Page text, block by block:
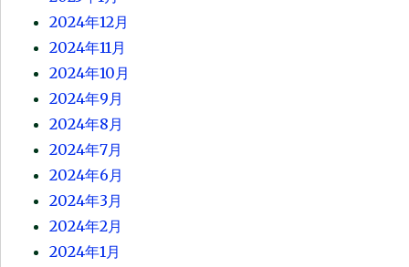
2024年12月
2024年11月
2024年10月
2024年9月
2024年8月
2024年7月
2024年6月
2024年3月
2024年2月
2024年1月